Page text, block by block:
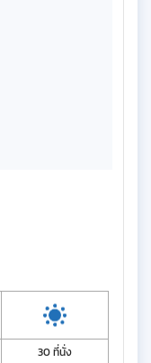
30 ที่นั่ง